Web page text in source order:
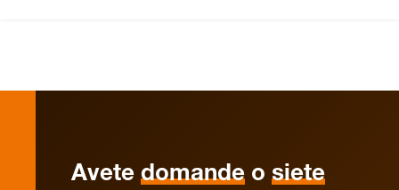
Avete domande o siete